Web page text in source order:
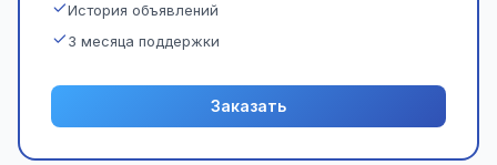
История объявлений
3 месяца поддержки
Заказать